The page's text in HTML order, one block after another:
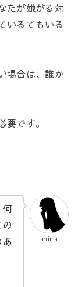
たが嫌がる対
いるてもいる
場合は、誰か
です。
anima
何